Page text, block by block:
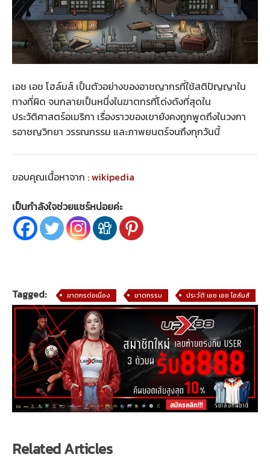
เอช เอช โฮล์มส์ เป็นตัวอย่างของอาชญากรที่ใช้สติปัญญาใน
ทางที่ผิด จนกลายเป็นหนึ่งในฆาตกรที่โด่งดังที่สุดใน
ประวัติศาสตร์อเมริกา เรื่องราวของเขายังคงถูกพูดถึงในวงกา
รอาชญวิทยา วรรณกรรม และภาพยนตร์จนถึงทุกวันนี้
ขอบคุณเนื้อหาจาก :wikipedia
เป็นกำลังใจช่วยแชร์หน่อยค่ะ
Tagged: ฆาตกรต่อเนื่อง ฆาตกรรม ประวัติ เอช เอช โฮล์มส์
Related Articles